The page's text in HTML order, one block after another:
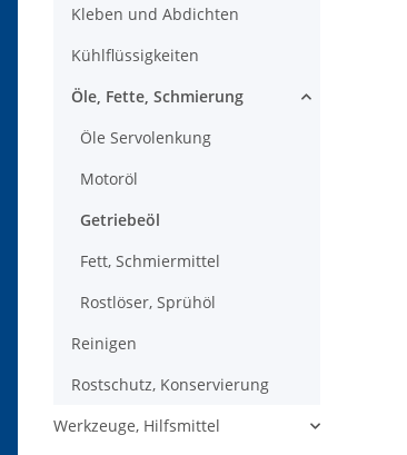
Kleben und Abdichten
Kühlflüssigkeiten
Öle, Fette, Schmierung
Öle Servolenkung
Motoröl
Getriebeöl
Fett, Schmiermittel
Rostlöser, Sprühöl
Reinigen
Rostschutz, Konservierung
Werkzeuge, Hilfsmittel